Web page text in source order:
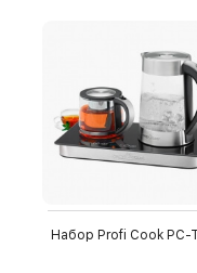
Набор Profi Cook PC-